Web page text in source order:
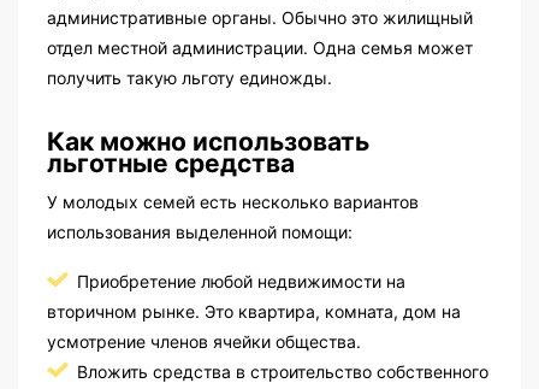
административные органы. Обычно это жилищный
отдел местной администрации. Одна семья может
получить такую льготу единожды.
Как можно использовать
льготные средства
У молодых семей есть несколько вариантов
использования выделенной помощи:
Приобретение любой недвижимости на
вторичном рынке. Это квартира, комната, дом на
усмотрение членов ячейки общества.
Вложить средства в строительство собственного